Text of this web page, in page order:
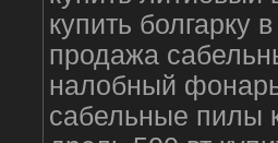
купить болгарку
продажа
налобный
сабельные пилы